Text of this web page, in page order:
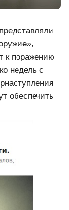
к поражению
недель с
обеспечить